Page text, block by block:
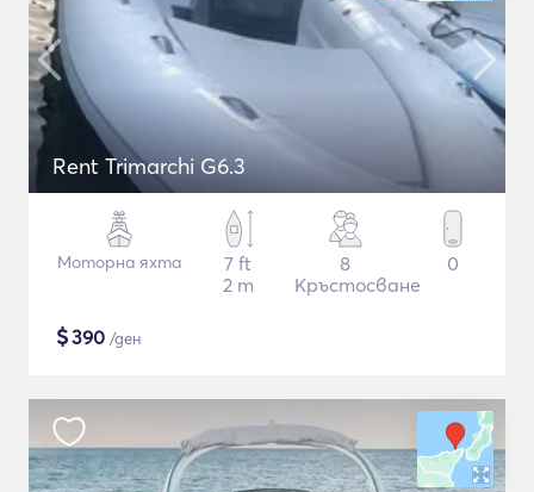
Rent Trimarchi G6.3
Моторна яхта
7 ft
2 m
8
Кръстосване
0
$390 /ден